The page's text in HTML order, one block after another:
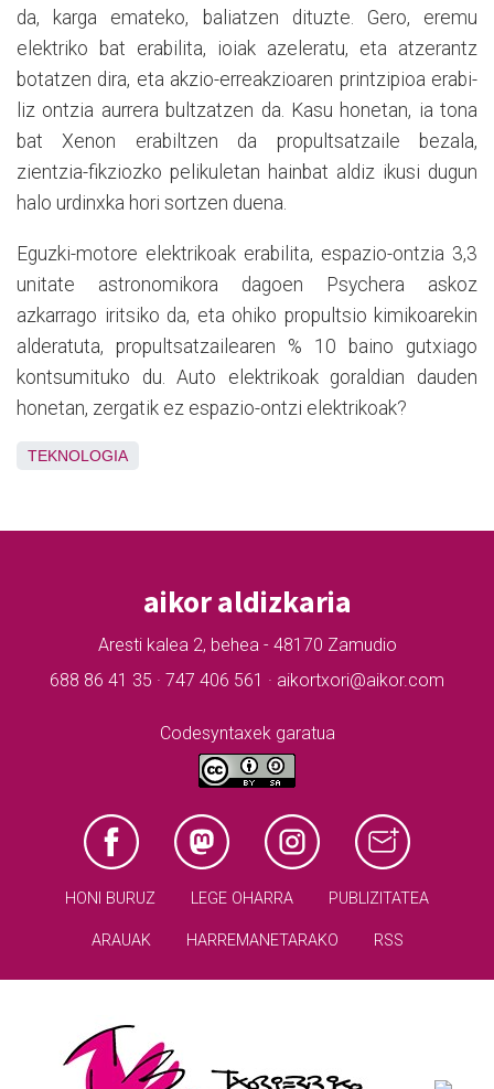
da, karga emateko, baliatzen dituzte. Gero, eremu
elektriko bat erabilita, ioiak azeleratu, eta atzerantz
botatzen dira, eta akzio-erreakzioaren printzipioa erabi-
liz ontzia aurrera bultzatzen da. Kasu honetan, ia tona
bat Xenon erabiltzen da propultsatzaile bezala,
zientzia-fikziozko pelikuletan hainbat aldiz ikusi dugun
halo urdinxka hori sortzen duena.
Eguzki-motore elektrikoak erabilita, espazio-ontzia 3,3
unitate astronomikora dagoen Psychera askoz
azkarrago iritsiko da, eta ohiko propultsio kimikoarekin
alderatuta, propultsatzailearen % 10 baino gutxiago
kontsumituko du. Auto elektrikoak goraldian dauden
honetan, zergatik ez espazio-ontzi elektrikoak?
TEKNOLOGIA
aikor aldizkaria
Aresti kalea 2, behea - 48170 Zamudio
688 86 41 35 · 747 406 561 · aikortxori@aikor.com
Codesyntaxek garatua
HONI BURUZ LEGE OHARRA PUBLIZITATEA
ARAUAK HARREMANETARAKO RSS